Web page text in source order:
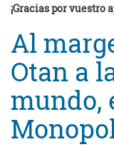
¡Gracias por vuestro
Al
Otan a
mundo,